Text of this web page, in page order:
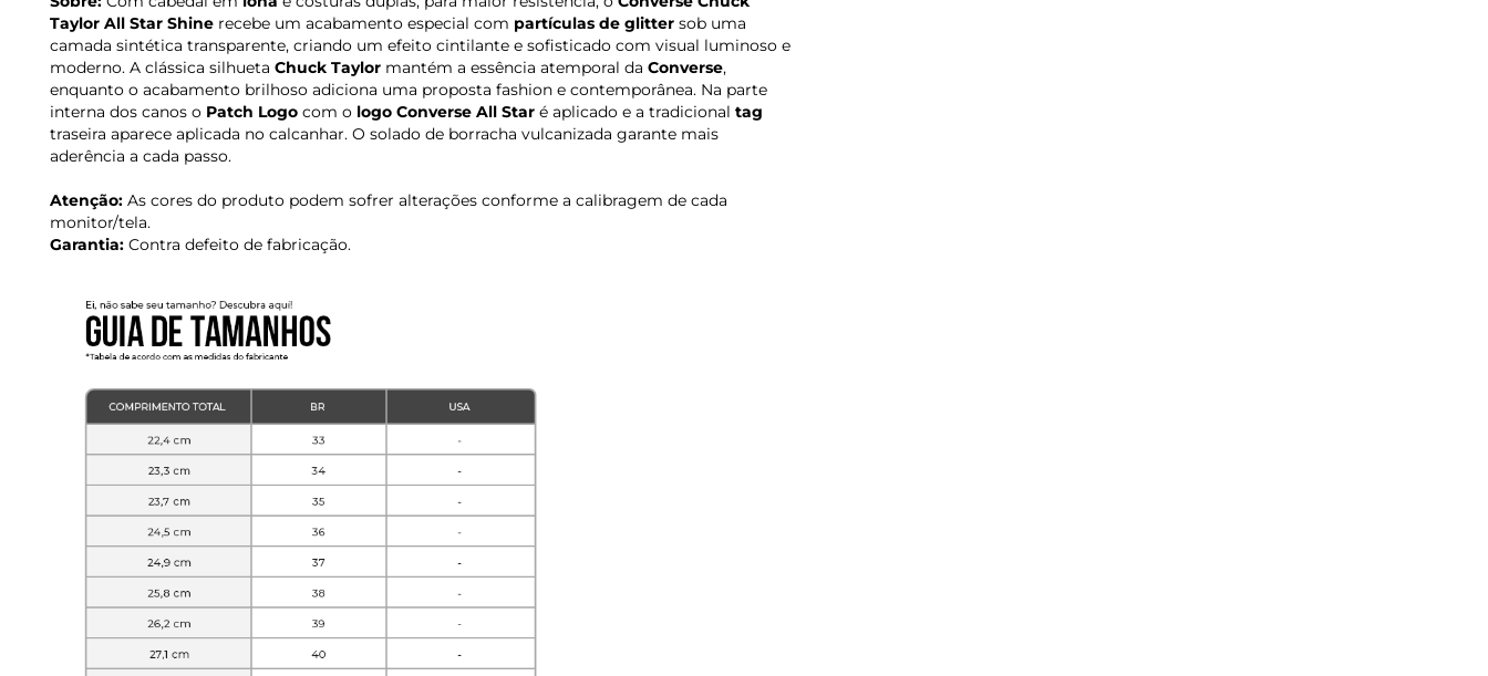
Taylor All Star Shine recebe um acabamento especial com partículas de glitter sob uma
camada sintética transparente, criando um efeito cintilante e sofisticado com visual luminoso e
moderno. A clássica silhueta Chuck Taylor mantém a essência atemporal da Converse,
enquanto o acabamento brilhoso adiciona uma proposta fashion e contemporânea. Na parte
interna dos canos o Patch Logo com o logo Converse All Star é aplicado e a tradicional tag
traseira aparece aplicada no calcanhar. O solado de borracha vulcanizada garante mais
aderência a cada passo.
Atenção: As cores do produto podem sofrer alterações conforme a calibragem de cada
monitor/tela.
Garantia: Contra defeito de fabricação.